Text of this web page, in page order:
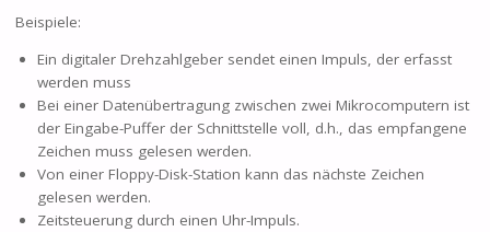
Beispiele:
Ein digitaler Drehzahlgeber sendet einen Impuls, der erfasst
werden muss
Bei einer Datenübertragung zwischen zwei Mikrocomputern ist
der Eingabe-Puffer der Schnittstelle voll, d.h., das empfangene
Zeichen muss gelesen werden.
Von einer Floppy-Disk-Station kann das nächste Zeichen
gelesen werden.
Zeitsteuerung durch einen Uhr-Impuls.